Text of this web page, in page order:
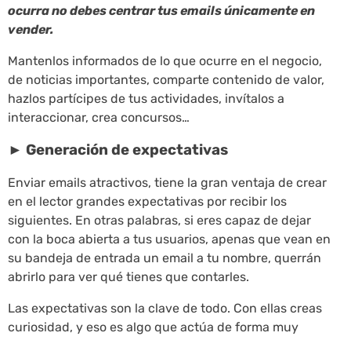
ocurra no debes centrar tus emails únicamente en
vender.
Mantenlos informados de lo que ocurre en el negocio,
de noticias importantes, comparte contenido de valor,
hazlos partícipes de tus actividades, invítalos a
interaccionar, crea concursos…
► Generación de expectativas
Enviar emails atractivos, tiene la gran ventaja de crear
en el lector grandes expectativas por recibir los
siguientes. En otras palabras, si eres capaz de dejar
con la boca abierta a tus usuarios, apenas que vean en
su bandeja de entrada un email a tu nombre, querrán
abrirlo para ver qué tienes que contarles.
Las expectativas son la clave de todo. Con ellas creas
curiosidad, y eso es algo que actúa de forma muy